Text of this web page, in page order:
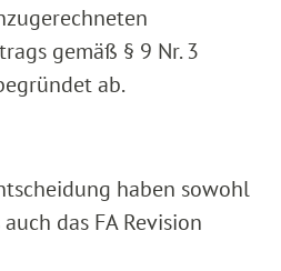
gemäß § 9 Nr. 3
ab.
haben sowohl
das FA Revision